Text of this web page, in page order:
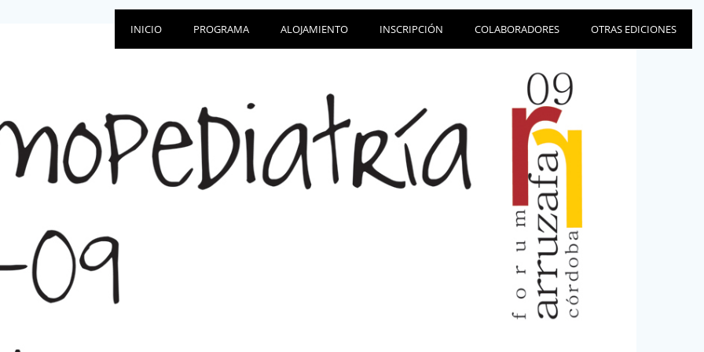
INICIO PROGRAMA ALOJAMIENTO INSCRIPCIÓN COLABORADORES OTRAS EDICIONES